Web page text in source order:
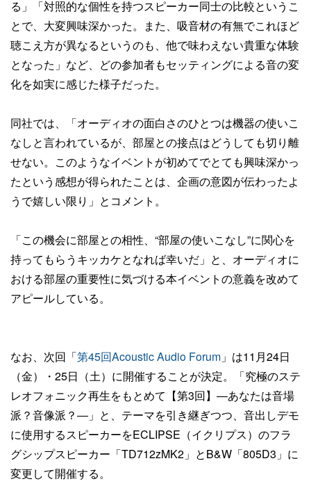
る」「対照的な個性を持つスピーカー同士の比較というこ
とで、大変興味深かった。また、吸音材の有無でこれほど
聴こえ方が異なるというのも、他で味わえない貴重な体験
となった」など、どの参加者もセッティングによる音の変
化を如実に感じた様子だった。
同社では、「オーディオの面白さのひとつは機器の使いこ
なしと言われているが、部屋との接点はどうしても切り離
せない。このようなイベントが初めてでとても興味深かっ
たという感想が得られたことは、企画の意図が伝わったよ
うで嬉しい限り」とコメント。
「この機会に部屋との相性、“部屋の使いこなし”に関心を
持ってもらうキッカケとなれば幸いだ」と、オーディオに
おける部屋の重要性に気づける本イベントの意義を改めて
アピールしている。
なお、次回「第45回Acoustic Audio Forum 」は11月24日
（金）・25日（土）に開催することが決定。「究極のステ
レオフォニック再生をもとめて【第3回】―あなたは音場
派？音像派？―」と、テーマを引き継ぎつつ、音出しデモ
に使用するスピーカーをECLIPSE（イクリプス）のフラ
グシップスピーカー「TD712zMK2」とB&W「805D3」に
変更して開催する。